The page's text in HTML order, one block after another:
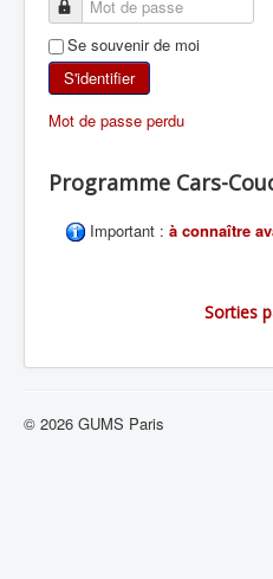
ALPINISME
SKI DE RANDONNÉE
RANDONNÉE PÉDESTRE
RANDONNÉE
Se souvenir de moi
S'identifier
Mot de passe perdu
Programme Cars-
Important : à connaître
Sorties
© 2026 GUMS Paris